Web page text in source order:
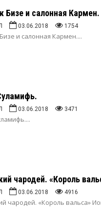
и салонная Кармен.
03.06.2018 1754
и салонная Кармен....
03.06.2018 3471
чародей. «Король
03.06.2018 4916
чародей. «Король вальса»